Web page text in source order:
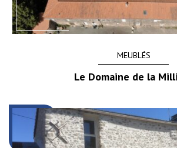
MEUBLÉS
Le Domaine de la